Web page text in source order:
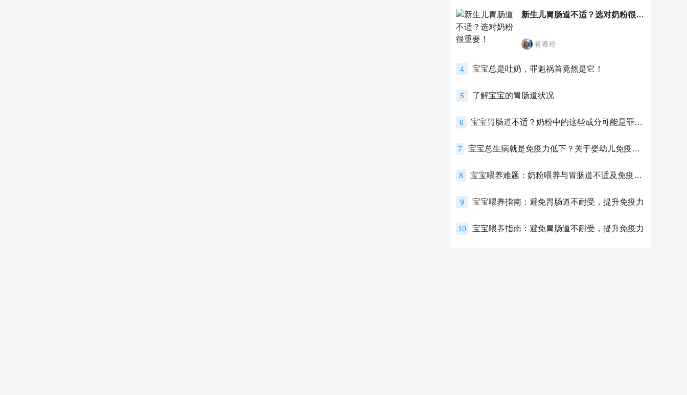
新生儿胃肠道不适？选对奶粉很重要！
蒋春玲
4 宝宝总是吐奶，罪魁祸首竟然是它！
5 了解宝宝的胃肠道状况
6 宝宝胃肠道不适？奶粉中的这些成分可能是罪魁祸首！
7 宝宝总生病就是免疫力低下？关于婴幼儿免疫力的真相，家长必须了解！
8 宝宝喂养难题：奶粉喂养与胃肠道不适及免疫力提升的奥秘
9 宝宝喂养指南：避免胃肠道不耐受，提升免疫力
10 宝宝喂养指南：避免胃肠道不耐受，提升免疫力